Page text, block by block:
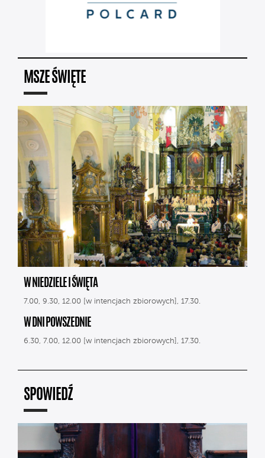
MSZE ŚWIĘTE
W NIEDZIELE I ŚWIĘTA
7.00, 9.30, 12.00 [w intencjach zbiorowych], 17.30.
W DNI POWSZEDNIE
6.30, 7.00, 12.00 [w intencjach zbiorowych], 17.30.
SPOWIEDŹ